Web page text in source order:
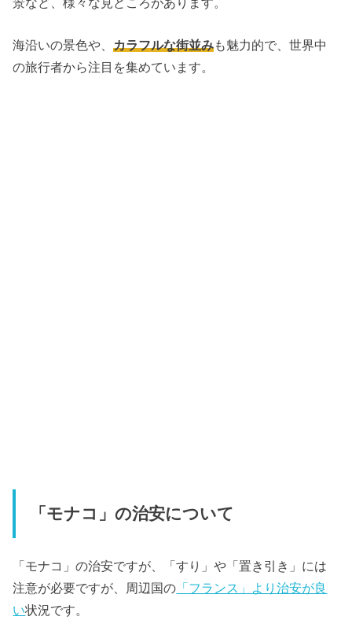
海沿いの景色や、カラフルな街並みも魅力的で、世界中
の旅行者から注目を集めています。
「モナコ」の治安について
「モナコ」の治安ですが、「すり」や「置き引き」には
注意が必要ですが、周辺国の 「フランス」より治安が良
い状況です。